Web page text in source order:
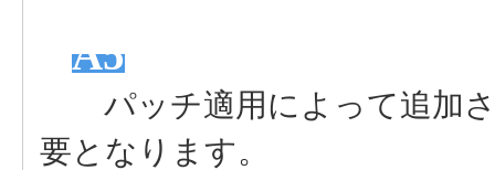
A5
パッチ適用によって追加さ
要となります。